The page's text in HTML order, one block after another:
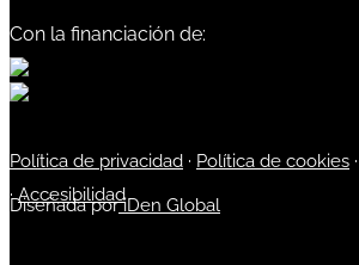
Con la financiación de:
Política de privacidad · Política de cookies ·
·Accesibilidad
Diseñada poriDen Global